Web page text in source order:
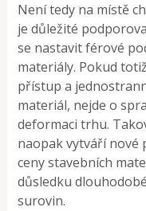
Není tedy na místě
je důležité
se nastavit férové
materiály. Pokud
přístup a
materiál, nejde o
deformaci trhu.
naopak vytváří nové
ceny stavebních
důsledku
surovin.